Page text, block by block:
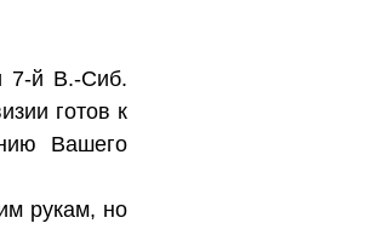
7-й В.-Сиб.
готов к
Вашего
рукам, но